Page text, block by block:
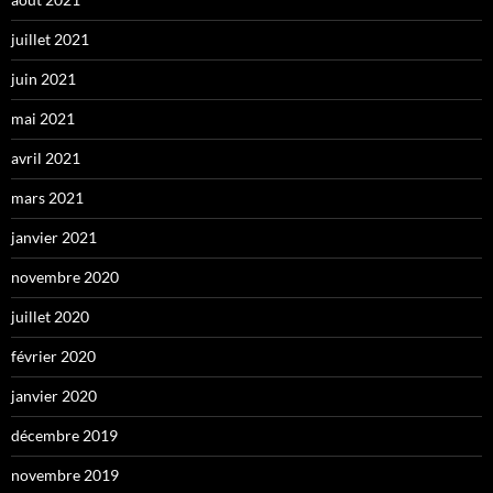
juillet 2021
juin 2021
mai 2021
avril 2021
mars 2021
janvier 2021
novembre 2020
juillet 2020
février 2020
janvier 2020
décembre 2019
novembre 2019